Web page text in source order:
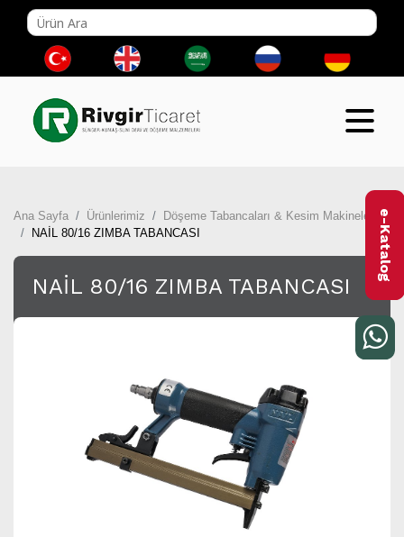
Ana Sayfa Ürünlerimiz
Döşeme Tabancaları & Kesim Makineleri
NAİL 80/16 ZIMBA TABANCASI
NAİL 80/16 ZIMBA TABANCASI
e-Katalog